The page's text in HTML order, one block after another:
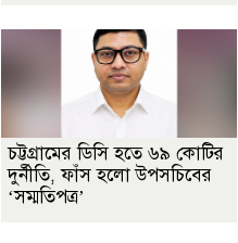
চট্টগ্রামের ডিসি হতে ৬৯ কোটির
দুর্নীতি, ফাঁস হলো উপসচিবের
‘সম্মতিপত্র’